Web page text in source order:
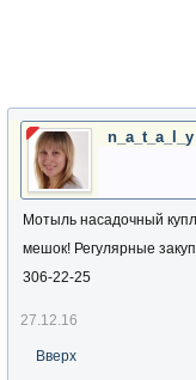
n_a_t_a_l_y
Мотыль насадочный
мешок! Регулярные
306-22-25
27.12.16
Вверх